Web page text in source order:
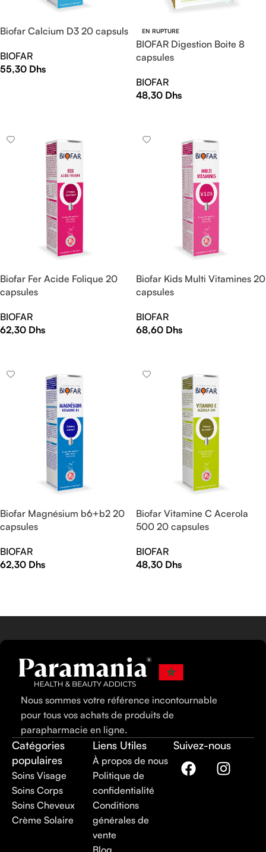
Biofar Calcium D3 20 capsuls
BIOFAR
55,30 Dhs
EN RUPTURE
BIOFAR Digestion Boite 8
capsules
BIOFAR
48,30 Dhs
Biofar Fer Acide Folique 20
capsules
BIOFAR
62,30 Dhs
Biofar Kids Multi Vitamines 20
capsules
BIOFAR
68,60 Dhs
Biofar Magnésium b6+b2 20
capsules
BIOFAR
62,30 Dhs
Biofar Vitamine C Acerola
500 20 capsules
BIOFAR
48,30 Dhs
Nous sommes votre référence incontournable
pour tous vos achats de produits de
parapharmacie en ligne.
Catégories
populaires
Soins Visage
Soins Corps
Soins Cheveux
Crème Solaire
Liens Utiles
À propos de nous
Politique de
confidentialité
Conditions
générales de
vente
Suivez-nous